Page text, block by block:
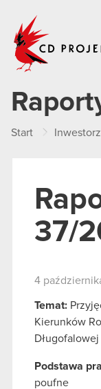
Start
37/
4
Temat:
Kierunków
Podstawa
poufne